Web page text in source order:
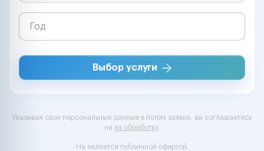
Выбор услуги
Указывая свои персональные данные в полях заявки, вы соглашаетесь
на их обработку.
Не является публичной офертой.